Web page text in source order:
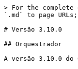
> For the
`.md` to page
# Versão 3.10.0
## Orquestrador
A versão 3.10.0 do